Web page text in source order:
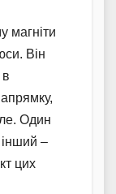
магніти
Він
в
Один
інший –
цих